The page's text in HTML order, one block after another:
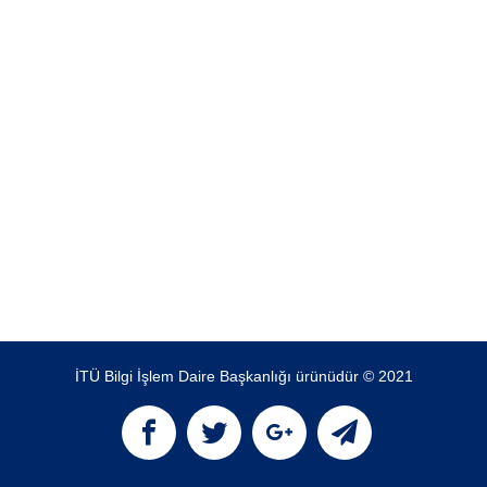
İTÜ Bilgi İşlem Daire Başkanlığı ürünüdür © 2021